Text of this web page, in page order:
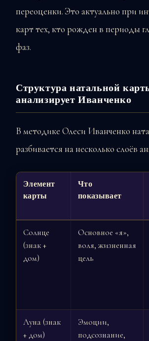
переоценки. Это актуально при
карт тех, кто рожден в периоды
фаз.
Структура натальной
анализирует Иванченко
В методике Олеси Иванченко
разбивается на несколько слоёв
Элемент
карты
Что
показывает
Солнце
(знак +
дом)
Основное «я»,
воля, жизненная
цель
Луна (знак
+ дом)
Эмоции,
подсознание,